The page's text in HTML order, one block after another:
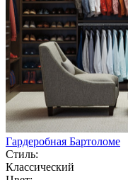
Гардеробная Бартоломе
Стиль:
Классический